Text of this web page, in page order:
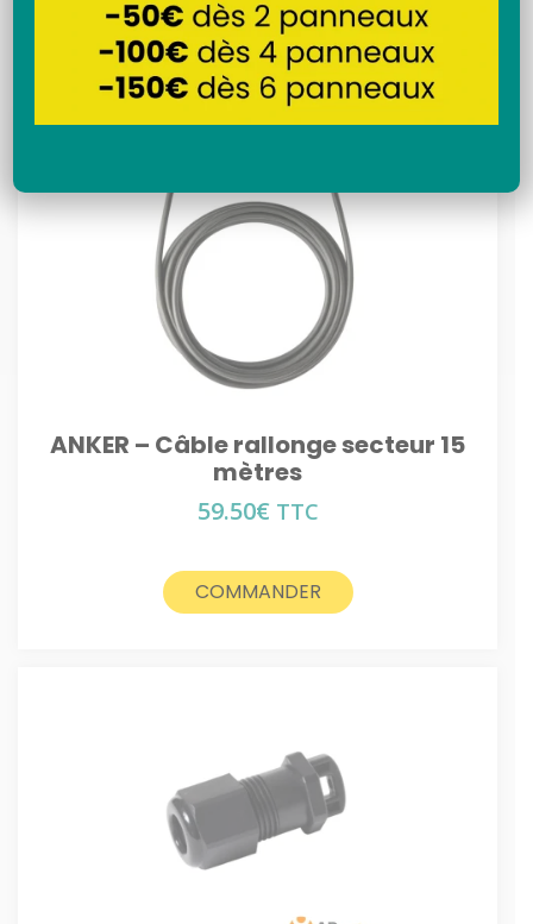
Recherche
ANKER – Câble rallonge secteur 15
mètres
59.50€ TTC
COMMANDER